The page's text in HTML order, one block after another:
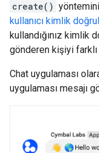
create() yöntemini
kullanıcı kimlik
kullandığınız kimlik
gönderen kişiyi
Chat uygulaması
uygulaması mesajı